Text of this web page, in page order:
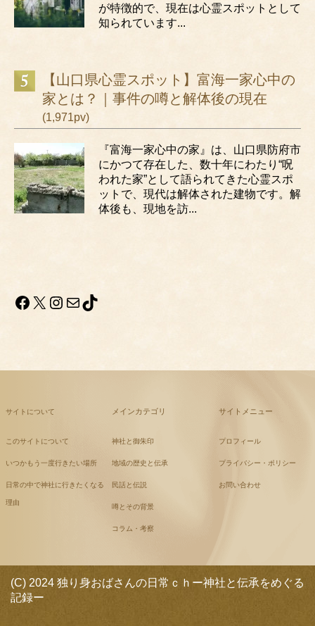
が特徴的で、現在は心霊スポットとして
知られています...
【山口県心霊スポット】富海一家心中の
家とは？｜事件の噂と解体後の現在
(1,971pv)
『富海一家心中の家』は、山口県防府市
にかつて存在した、数十年にわたり“呪
われた家”として語られてきた心霊スポ
ットで、現代は解体された建物です。解
体後も、現地を訪...
Facebook
X Instagram
メールTikTok
サイトについて
このサイトについて
いつかもう一度行きたい場所
日常の中で神社に行きたくなる
理由
メインカテゴリ
神社と御朱印
地域の歴史と伝承
民話と伝説
噂とその背景
コラム・考察
サイトメニュー
プロフィール
プライバシー・ポリシー
お問い合わせ
(C) 2024 独り身おばさんの日常ｃｈー神社と伝承をめぐる
記録ー